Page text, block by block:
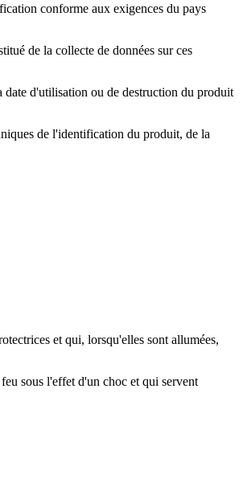
conforme aux exigences du pays
de la collecte de données sur ces
date d'utilisation ou de destruction du produit
de l'identification du produit, de la
et qui, lorsqu'elles sont allumées,
sous l'effet d'un choc et qui servent